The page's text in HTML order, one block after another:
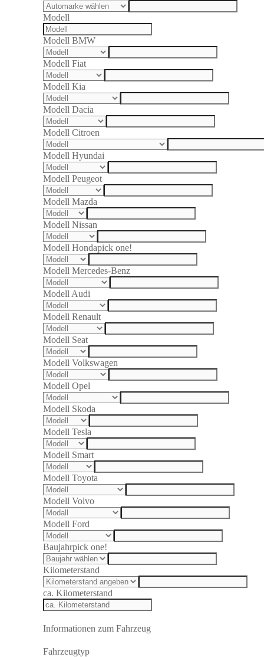
Modell
Modell BMW
Modell Fiat
Modell Kia
Modell Dacia
Modell Citroen
Modell Hyundai
Modell Peugeot
Modell Mazda
Modell Nissan
Modell Hondapick one!
Modell Mercedes-Benz
Modell Audi
Modell Renault
Modell Seat
Modell Volkswagen
Modell Opel
Modell Skoda
Modell Tesla
Modell Smart
Modell Toyota
Modell Volvo
Modell Ford
Baujahrpick one!
Kilometerstand
ca. Kilometerstand
Informationen zum Fahrzeug
Fahrzeugtyp